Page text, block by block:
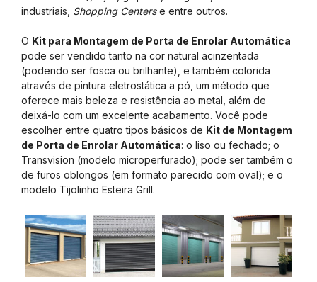
industriais, Shopping Centerse entre outros.
O Kit para Montagem de Porta de Enrolar Automática
pode ser vendido tanto na cor natural acinzentada
(podendo ser fosca ou brilhante), e também colorida
através de pintura eletrostática a pó, um método que
oferece mais beleza e resistência ao metal, além de
deixá-lo com um excelente acabamento. Você pode
escolher entre quatro tipos básicos de Kit de Montagem
de Porta de Enrolar Automática: o liso ou fechado; o
Transvision (modelo microperfurado); pode ser também o
de furos oblongos (em formato parecido com oval); e o
modelo Tijolinho Esteira Grill.